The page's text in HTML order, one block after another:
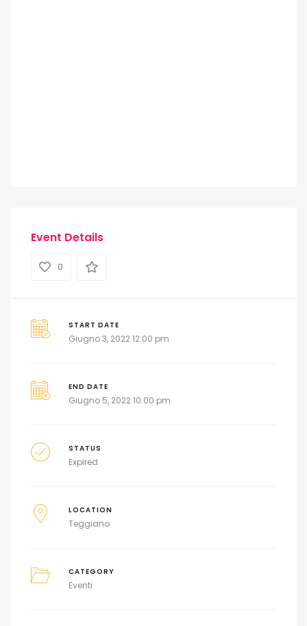
Event Details
0
START DATE
Giugno 3, 2022 12:00 pm
END DATE
Giugno 5, 2022 10:00 pm
STATUS
Expired
LOCATION
Teggiano
CATEGORY
Eventi